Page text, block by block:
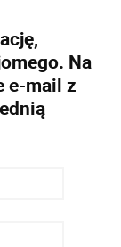
Na
e-mail z